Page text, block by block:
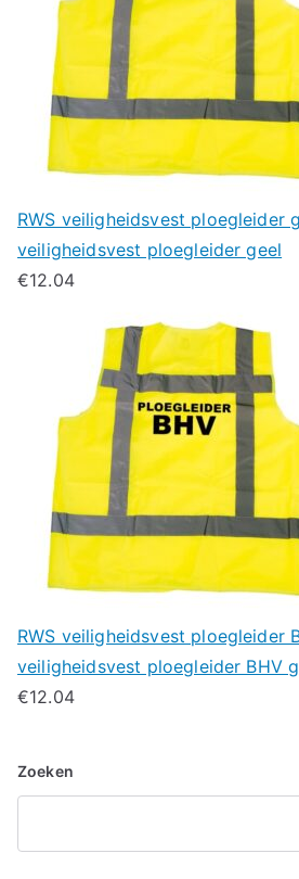
RWS veiligheidsvest ploegleider
veiligheidsvest ploegleider geel
€12.04
RWS veiligheidsvest ploegleider
veiligheidsvest ploegleider BHV
€12.04
Zoeken